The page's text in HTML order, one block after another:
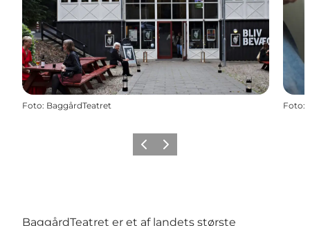
Foto: BaggårdTeatret Foto:
Forrige billede
Næste billede
BaggårdTeatret er et af landets største